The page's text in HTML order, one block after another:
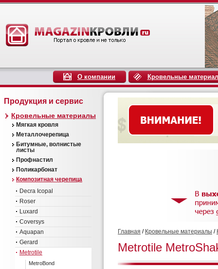
О компании Кровельные
Продукция и сервис
Кровельные материалы
Мягкая кровля
Металлочерепица
Битумные, волнистые
листы
Профнастил
Поликарбонат
Композитная черепица
Decra Icopal
Roser
Luxard
Coversys
Aquapan
Gerard
Metrotile
MetroBond
Главная / Кровельные материалы /
Metrotile